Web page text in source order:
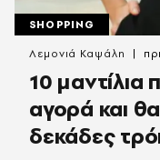
SHOPPING
10 μαντίλια
αγορά και
δεκάδες
Λεμονιά Καψάλη